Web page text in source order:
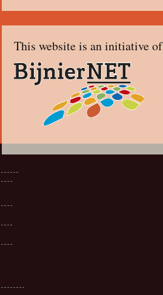
This website is an initiative of